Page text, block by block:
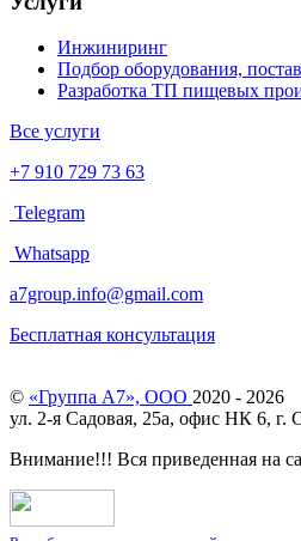
Инжиниринг
Подбор оборудования,
Разработка ТП пищевых
Все услуги
+7 910 729 73 63
Telegram
Whatsapp
a7group.info@gmail.com
Бесплатная консультация
© «Группа А7», ООО 2020 - 2026
ул. 2-я Садовая, 25а, офис НК 6, г.
Внимание!!! Вся приведенная на